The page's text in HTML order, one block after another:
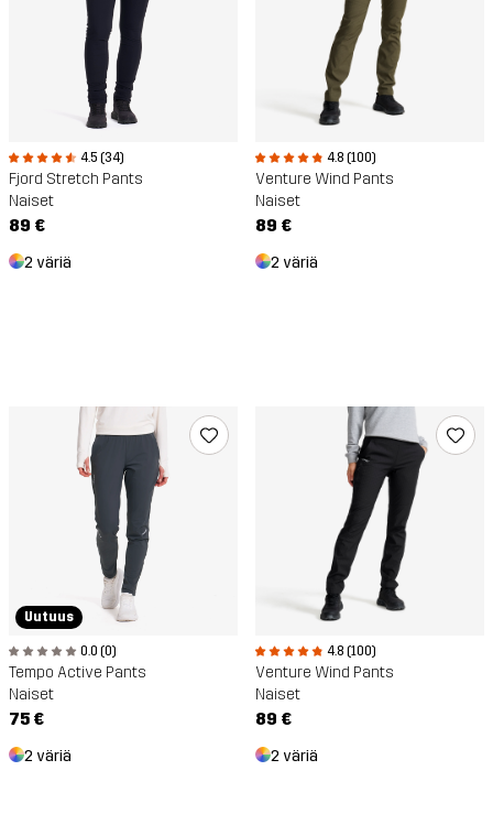
4.5 (34)
Fjord Stretch Pants
Naiset
89 €
2 väriä
4.8 (100)
Venture Wind Pants
Naiset
89 €
2 väriä
Uutuus
0.0 (0)
Tempo Active Pants
Naiset
75 €
2 väriä
4.8 (100)
Venture Wind Pants
Naiset
89 €
2 väriä